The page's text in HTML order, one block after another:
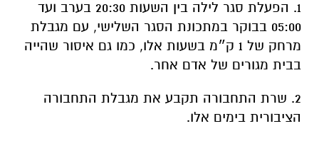
2. שרת התחבורה תקבע את מגבלת התחבורה
הציבורית בימים אלו.
אין לקיים אירועים החורגים מהתקנות בעניין